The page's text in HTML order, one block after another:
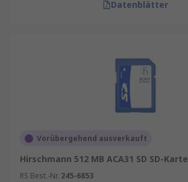
Datenblätter
Vorübergehend ausverkauft
Hirschmann 512 MB ACA31 SD SD-Karte
RS Best.-Nr. 245-6853